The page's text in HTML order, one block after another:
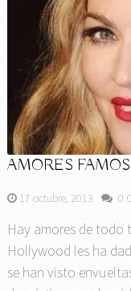
AMORES
17 octubre, 2013 0
Hay amores de todo
Hollywood les ha
se han visto